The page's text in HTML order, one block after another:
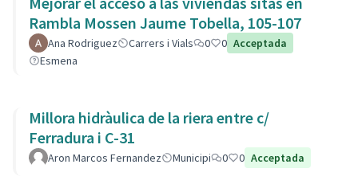
Rambla Mossen Jaume Tobella, 105-107
Ana Rodriguez Carrers i Vials 0 0 Acceptada
Esmena
Millora hidràulica de la riera entre c/
Ferradura i C-31
Aron Marcos Fernandez Municipi 0 0 Acceptada